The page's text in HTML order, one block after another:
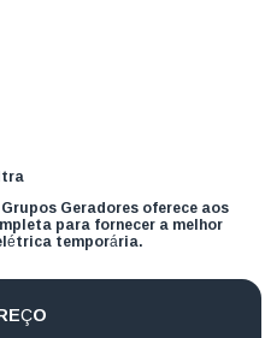
Geradores oferece aos
para fornecer a melhor
temporária.